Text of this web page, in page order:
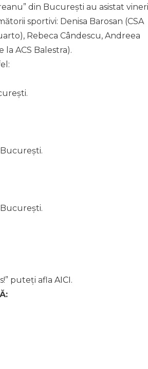
din București au asistat
sportivi: Denisa Barosan (CSA
Rebeca Cândescu, Andreea
ACS Balestra).
București.
București.
puteți afla AICI .